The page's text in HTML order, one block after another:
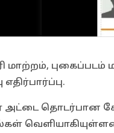
மாற்றம்,
அட்டை தொடர்பான